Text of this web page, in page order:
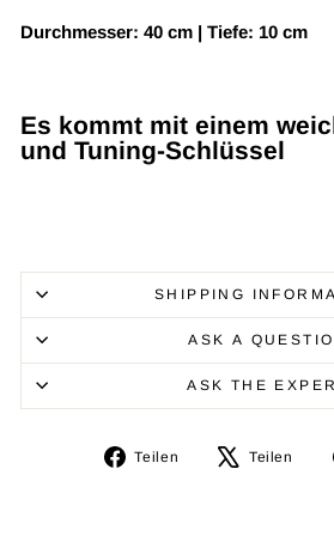
Durchmesser: 40 cm | Tiefe: 10 cm
Es kommt mit einem
und Tuning-Schlüssel
SHIPPING
ASK A
ASK THE
Teilen
Auf
Teilen